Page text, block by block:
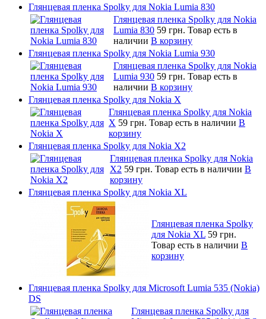
Глянцевая пленка Spolky для Nokia Lumia 830
Глянцевая пленка Spolky для Nokia
Lumia 830 59 грн. Товар есть в
наличии В корзину
Глянцевая пленка Spolky для Nokia Lumia 930
Глянцевая пленка Spolky для Nokia
Lumia 930 59 грн. Товар есть в
наличии В корзину
Глянцевая пленка Spolky для Nokia X
Глянцевая пленка Spolky для Nokia
X 59 грн. Товар есть в наличии В
корзину
Глянцевая пленка Spolky для Nokia X2
Глянцевая пленка Spolky для Nokia
X2 59 грн. Товар есть в наличии В
корзину
Глянцевая пленка Spolky для Nokia XL
Глянцевая пленка Spolky
для Nokia XL 59 грн.
Товар есть в наличии В
корзину
Глянцевая пленка Spolky для Microsoft Lumia 535 (Nokia)
DS
Глянцевая пленка Spolky для